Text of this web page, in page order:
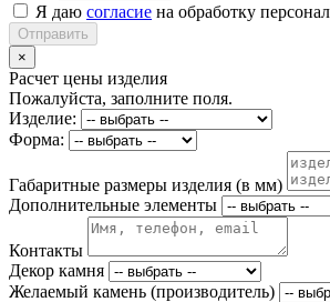
Я даю согласие на обработку
Отправить
×
Расчет цены изделия
Пожалуйста, заполните поля.
Изделие:
Форма:
Габаритные размеры изделия (в мм)
Дополнительные элементы
Контакты
Декор камня
Желаемый камень (производитель)